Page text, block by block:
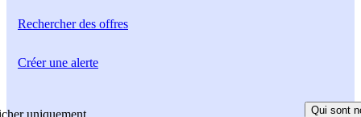
Rechercherdes offres
uniquement
Qui sont
Créer une alerte